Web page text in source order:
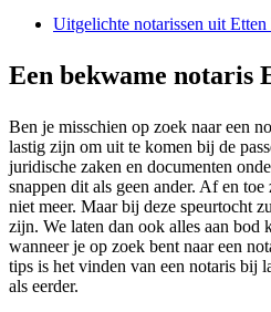
Uitgelichte notarissen uit
Een bekwame notaris
Ben je misschien op zoek naar een
lastig zijn om uit te komen bij de
juridische zaken en documenten
snappen dit als geen ander. Af en
niet meer. Maar bij deze speurtocht
zijn. We laten dan ook alles aan bod
wanneer je op zoek bent naar een
tips is het vinden van een notaris bij
als eerder.